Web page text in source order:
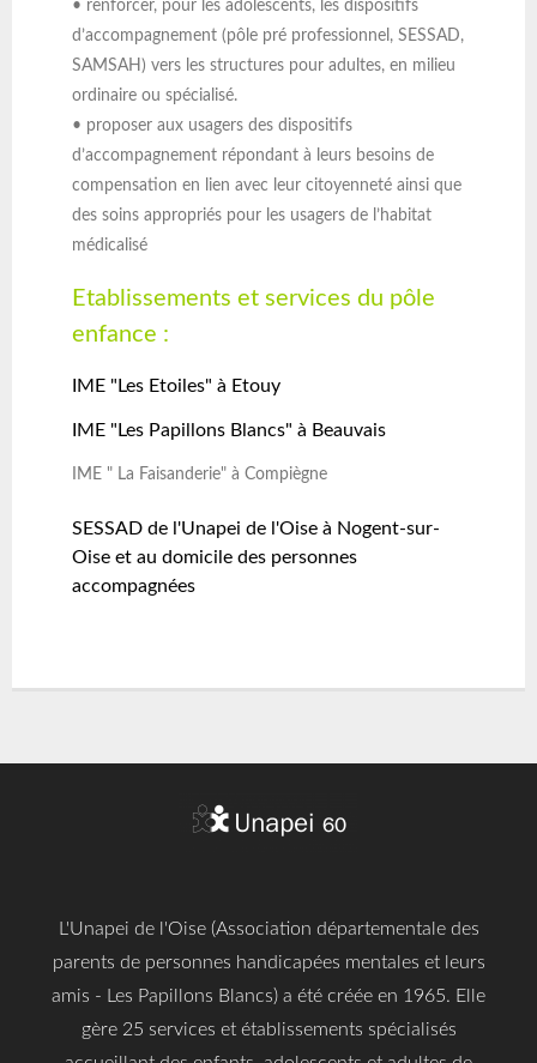
• renforcer, pour les adolescents, les dispositifs
d’accompagnement (pôle pré professionnel, SESSAD,
SAMSAH) vers les structures pour adultes, en milieu
ordinaire ou spécialisé.
• proposer aux usagers des dispositifs
d’accompagnement répondant à leurs besoins de
compensation en lien avec leur citoyenneté ainsi que
des soins appropriés pour les usagers de l’habitat
médicalisé
Etablissements et services du pôle
enfance :
IME "Les Etoiles" à Etouy
IME "Les Papillons Blancs" à Beauvais
IME " La Faisanderie" à Compiègne
SESSAD de l'Unapei de l'Oise à Nogent-sur-
Oise et au domicile des personnes
accompagnées
L'Unapei de l'Oise (Association départementale des
parents de personnes handicapées mentales et leurs
amis - Les Papillons Blancs) a été créée en 1965. Elle
gère 25 services et établissements spécialisés